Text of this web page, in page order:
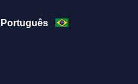
Português